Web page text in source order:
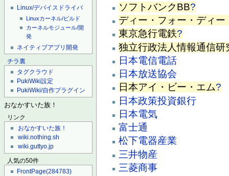
Linux/デバイスドライバ
Linuxカーネル/ビルド
カーネルモジュール/開
発
ネイティブアプリ開発
チラ裏
タグクラウド
PukiWiki設定
PukiWiki/自作プラグイン
おなかすいた族！
リンク
おなかすいた族！
wiki.nothing.sh
wiki.guttyo.jp
人気の50件
FrontPage(284783)
ソフトバンクBB?
ディー・フォー・ディー
東京急行電鉄?
独立行政法人情報通信研
日本電信電話
日本放送協会
日本アイ・ビー・エム?
日本政策投資銀行
日本電気
富士通
松下電器産業
三井物産
三菱商事